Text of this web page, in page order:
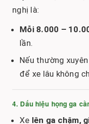
nghị là:
Mỗi 8.000 –
lần.
Nếu thường
để xe lâu không
4. Dấu hiệu họng ga
Xe lên ga chậm,